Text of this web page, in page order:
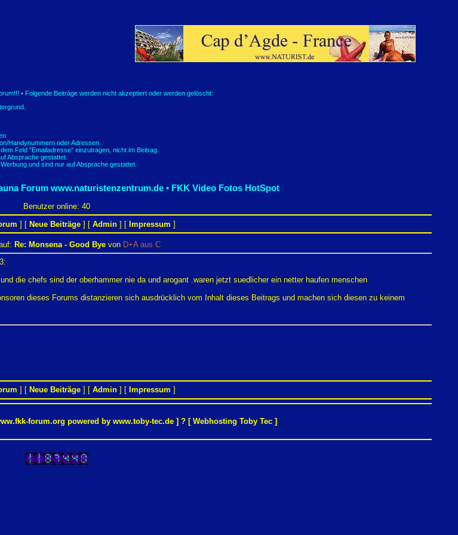
• Folgende Beiträge werden nicht akzeptiert oder werden gelöscht:
Handynummern oder Adressen.
Feld "Emailadresse" einzutragen, nicht im Beitrag.
Absprache gestattet.
und sind nur auf Absprache gestattet.
Forum www.naturistenzentrum.de • FKK Video Fotos HotSpot
Benutzer online: 40
] [ Neue Beiträge] [ Admin] [ Impressum ]
Re: Monsena - Good Byevon D+A aus C
die chefs sind der oberhammer nie da und arogant .waren jetzt suedlicher ein netter haufen menschen
dieses Forums distanzieren sich ausdrücklich vom Inhalt dieses Beitrags und machen sich diesen zu keinem
] [ Neue Beiträge] [ Admin] [ Impressum ]
forum.org powered by www.toby-tec.de ] ? [ Webhosting Toby Tec ]